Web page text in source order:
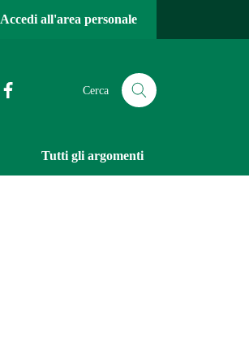
Accedi all'area personale
Cerca
Tutti gli argomenti